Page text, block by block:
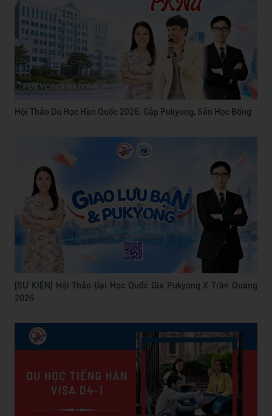
Hội Thảo Du Học Hàn Quốc 2026: Gặp Pukyong, Săn Học Bổng
[SỰ KIỆN] Hội Thảo Đại Học Quốc Gia Pukyong X Trần Quang
2026